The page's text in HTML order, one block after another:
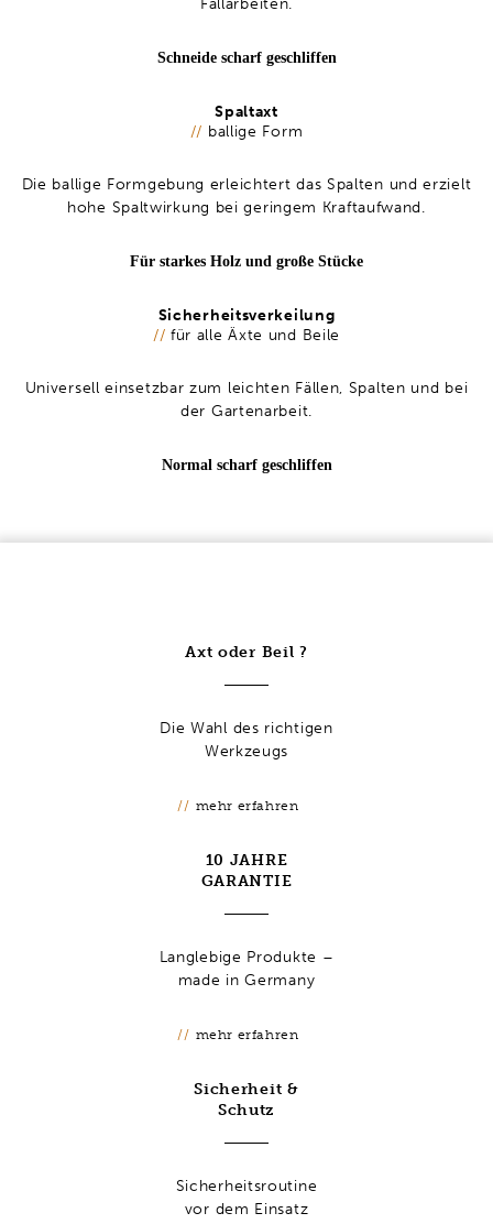
Fällarbeiten.
Schneide scharf geschliffen
Spaltaxt
// ballige Form
Die ballige Formgebung erleichtert das Spalten und erzielt
hohe Spaltwirkung bei geringem Kraftaufwand.
Für starkes Holz und große Stücke
Sicherheitsverkeilung
// für alle Äxte und Beile
Universell einsetzbar zum leichten Fällen, Spalten und bei
der Gartenarbeit.
Normal scharf geschliffen
Axt oder Beil ?
Die Wahl des richtigen
Werkzeugs
mehr erfahren
10 JAHRE
GARANTIE
Langlebige Produkte –
made in Germany
mehr erfahren
Sicherheit &
Schutz
Sicherheitsroutine
vor dem Einsatz